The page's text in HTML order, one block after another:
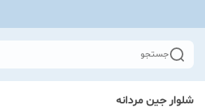
جستجو
شلوار جین مردانه